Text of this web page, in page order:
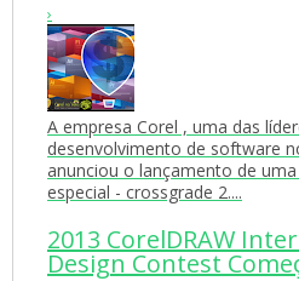
›
A empresa Corel , uma das
desenvolvimento de software
anunciou o lançamento de
especial - crossgrade 2....
2013 CorelDRAW
Design Contest